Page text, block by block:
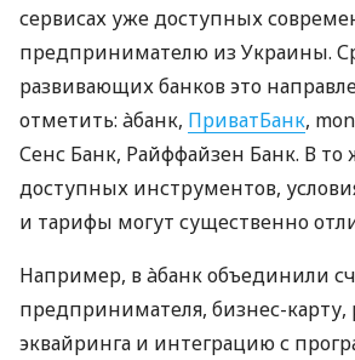
сервисах уже доступных
предпринимателю из Украины.
развивающих банков это
отметить: àбанк, ПриватБанк,
Сенс Банк, Райффайзен Банк. В то
доступных инструментов,
и тарифы могут существенно
Например, в àбанк объединили
предпринимателя, бизнес-
эквайринга и интеграцию с